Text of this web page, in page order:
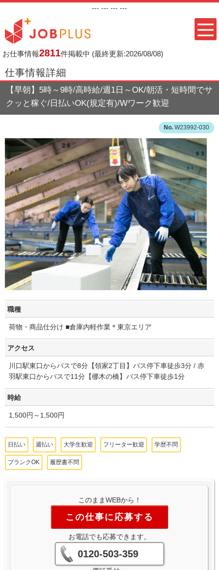
--- --- --- ---
お仕事情報2811件掲載中 (最終更新:2026/08/08)
仕事情報詳細
【早朝】5時～9時/高時給/週1日～OK/朝活・短時間でサ
クッと稼ぐ/日払いOK(規定有)/Wワーク歓迎
W23992-030
職種
荷物・商品仕分け ■倉庫内軽作業＊東京エリア
アクセス
川口駅東口からバスで8分【領家2丁目】バス停下車徒歩3分 / 赤
羽駅東口からバスで11分【梛木の橋】バス停下車徒歩1分
時給
1,500円～1,500円
日払い 週払い 大学生歓迎 フリーター歓迎 学歴不問
ブランクOK 履歴書不問
このままWEBから！
この仕事に応募する
お電話でも応募できます。
0120-503-359